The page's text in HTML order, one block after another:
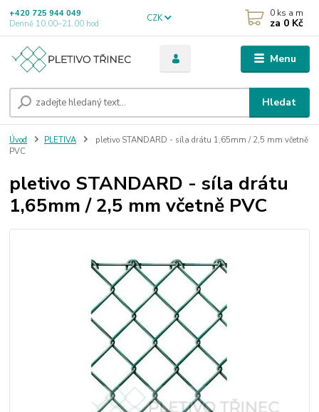
Menu
CZK
Hledat
+420 725 944 049
Denně 10.00–21.00 hod
0 ks a m
za 0 Kč
Úvod PLETIVA
pletivo STANDARD - síla drátu 1,65mm / 2,5 mm včetně
PVC
pletivo STANDARD - síla drátu
1,65mm / 2,5 mm včetně PVC